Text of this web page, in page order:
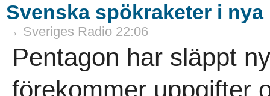
Svenska spökraketer i
→ Sveriges Radio 22:06
Pentagon har släppt
förekommer uppgifter